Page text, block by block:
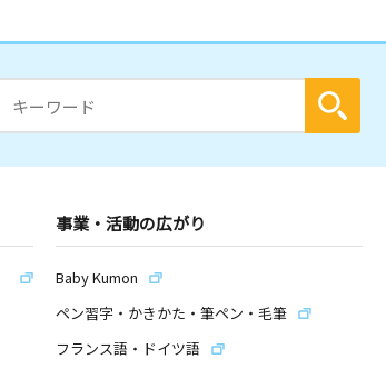
事業・活動の広がり
Baby Kumon
ペン習字・かきかた・筆ペン・毛筆
フランス語・ドイツ語